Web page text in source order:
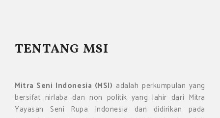
TENTANG MSI
Mitra Seni Indonesia (MSI) adalah perkumpulan yang
bersifat nirlaba dan non politik yang lahir dari Mitra
Yayasan Seni Rupa Indonesia dan didirikan pada